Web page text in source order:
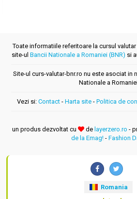
Toate informatiile referitoare la cursul
site-ul Bancii Nationale a Romaniei (BNR) si
Site-ul curs-valutar-bnr.ro nu este asociat in
Nationale a
Vezi si: Contact - Harta site - Politica de
un produs dezvoltat cu de layerzero.ro -
de la Emag!- Fashion
Romania